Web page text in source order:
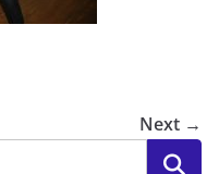
Next →